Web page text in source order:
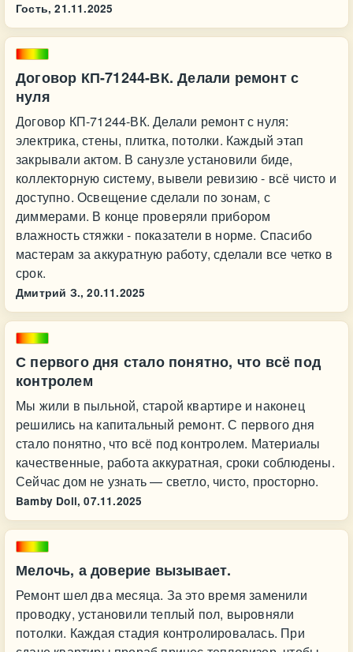
Гость, 21.11.2025
Договор КП-71244-ВК. Делали ремонт с
нуля
Договор КП-71244-ВК. Делали ремонт с нуля:
электрика, стены, плитка, потолки. Каждый этап
закрывали актом. В санузле установили биде,
коллекторную систему, вывели ревизию - всё чисто и
доступно. Освещение сделали по зонам, с
диммерами. В конце проверяли прибором
влажность стяжки - показатели в норме. Спасибо
мастерам за аккуратную работу, сделали все четко в
срок.
Дмитрий З., 20.11.2025
С первого дня стало понятно, что всё под
контролем
Мы жили в пыльной, старой квартире и наконец
решились на капитальный ремонт. С первого дня
стало понятно, что всё под контролем. Материалы
качественные, работа аккуратная, сроки соблюдены.
Сейчас дом не узнать — светло, чисто, просторно.
Bamby Doll, 07.11.2025
Мелочь, а доверие вызывает.
Ремонт шел два месяца. За это время заменили
проводку, установили теплый пол, выровняли
потолки. Каждая стадия контролировалась. При